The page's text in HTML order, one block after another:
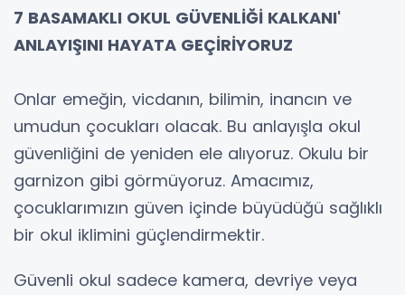
7 BASAMAKLI OKUL GÜVENLİĞİ KALKANI'
ANLAYIŞINI HAYATA GEÇİRİYORUZ
Onlar emeğin, vicdanın, bilimin, inancın ve
umudun çocukları olacak. Bu anlayışla okul
güvenliğini de yeniden ele alıyoruz. Okulu bir
garnizon gibi görmüyoruz. Amacımız,
çocuklarımızın güven içinde büyüdüğü sağlıklı
bir okul iklimini güçlendirmektir.
Güvenli okul sadece kamera, devriye veya